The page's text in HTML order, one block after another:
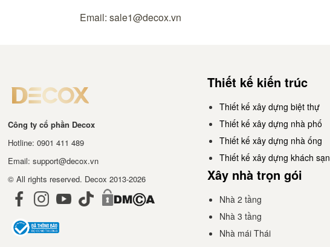
​Email: sale1@decox.vn
Công ty cổ phần Decox
Hotline: 0901 411 489
Email: support@decox.vn
© All rights reserved. Decox 2013-2026
Thiết kế kiến trúc
Thiết kế xây dựng biệt thự
Thiết kế xây dựng nhà phố
Thiết kế xây dựng nhà ống
Thiết kế xây dựng khách sạn
Xây nhà trọn gói
Nhà 2 tầng
Nhà 3 tầng
Nhà mái Thái